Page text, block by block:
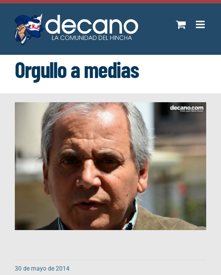
Saltar
contenido
Orgullo a medias
30 de mayo de 2014